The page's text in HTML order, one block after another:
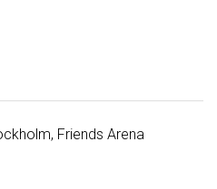
Friends Arena